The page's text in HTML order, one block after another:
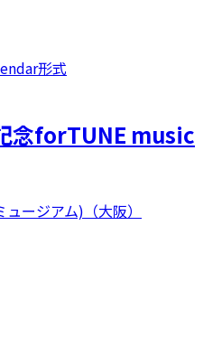
形式
念forTUNE music
ージアム)（大阪）